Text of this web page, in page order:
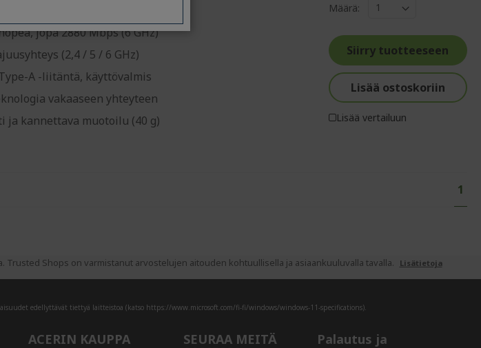
jopa 2880 Mbps (6 GHz)
(2,4 / 5 / 6 GHz)
A -liitäntä, käyttövalmis
vakaaseen yhteyteen
ja kannettava muotoilu (40 g)
Määrä:
Siirry tuotteeseen
Lisää ostoskoriin
Lisää vertailuun
1
Shops on varmistanut arvostelujen aitouden kohtuullisella ja asiaankuuluvalla tavalla. Lisätietoja
edellyttävät tiettyä laitteistoa (katso https://www.microsoft.com/fi-fi/windows/windows-11-specifications).
ACERIN KAUPPA SEURAA MEITÄ Palautus ja